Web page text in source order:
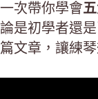
一次帶你學會
論是初學者還
篇文章，讓練